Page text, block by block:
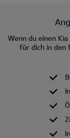
Wenn du einen
für dich in den